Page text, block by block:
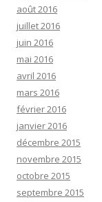
août 2016
juillet 2016
juin 2016
mai 2016
avril 2016
mars 2016
février 2016
janvier 2016
décembre 2015
novembre 2015
octobre 2015
septembre 2015